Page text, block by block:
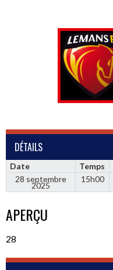
DÉTAILS
Date Temps
28 septembre
2025
15h00
APERÇU
28